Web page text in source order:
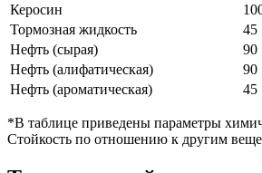
Керосин
Тормозная жидкость
45
Нефть (сырая)
90
Нефть (алифатическая)
90
Нефть (ароматическая)
45
*В таблице приведены параметры
Стойкость по отношению к другим